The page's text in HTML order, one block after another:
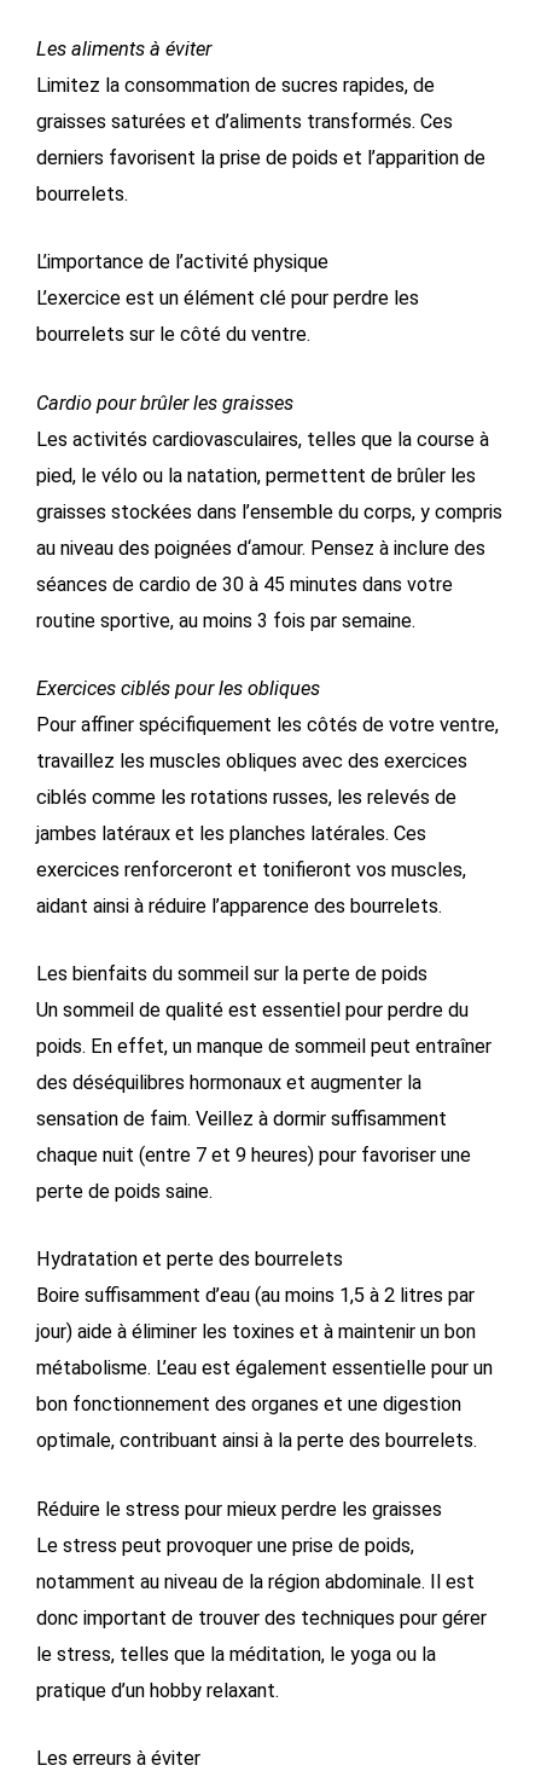
Les aliments à éviter
Limitez la consommation de sucres rapides, de
graisses saturées et d’aliments transformés. Ces
derniers favorisent la prise de poids et l’apparition de
bourrelets.
L’importance de l’activité physique
L’exercice est un élément clé pour perdre les
bourrelets sur le côté du ventre.
Cardio pour brûler les graisses
Les activités cardiovasculaires, telles que la course à
pied, le vélo ou la natation, permettent de brûler les
graisses stockées dans l’ensemble du corps, y compris
au niveau des poignées d‘amour. Pensez à inclure des
séances de cardio de 30 à 45 minutes dans votre
routine sportive, au moins 3 fois par semaine.
Exercices ciblés pour les obliques
Pour affiner spécifiquement les côtés de votre ventre,
travaillez les muscles obliques avec des exercices
ciblés comme les rotations russes, les relevés de
jambes latéraux et les planches latérales. Ces
exercices renforceront et tonifieront vos muscles,
aidant ainsi à réduire l’apparence des bourrelets.
Les bienfaits du sommeil sur la perte de poids
Un sommeil de qualité est essentiel pour perdre du
poids. En effet, un manque de sommeil peut entraîner
des déséquilibres hormonaux et augmenter la
sensation de faim. Veillez à dormir suffisamment
chaque nuit (entre 7 et 9 heures) pour favoriser une
perte de poids saine.
Hydratation et perte des bourrelets
Boire suffisamment d’eau (au moins 1,5 à 2 litres par
jour) aide à éliminer les toxines et à maintenir un bon
métabolisme. L’eau est également essentielle pour un
bon fonctionnement des organes et une digestion
optimale, contribuant ainsi à la perte des bourrelets.
Réduire le stress pour mieux perdre les graisses
Le stress peut provoquer une prise de poids,
notamment au niveau de la région abdominale. Il est
donc important de trouver des techniques pour gérer
le stress, telles que la méditation, le yoga ou la
pratique d’un hobby relaxant.
Les erreurs à éviter